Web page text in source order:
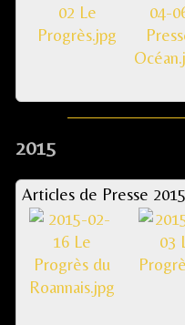
2015
Articles de Presse 2015